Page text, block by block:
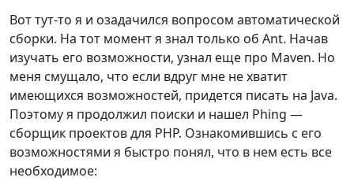
Вот тут-то я и озадачился вопросом автоматической
сборки. На тот момент я знал только об Ant. Начав
изучать его возможности, узнал еще про Maven. Но
меня смущало, что если вдруг мне не хватит
имеющихся возможностей, придется писать на Java.
Поэтому я продолжил поиски и нашел Phing —
сборщик проектов для PHP. Ознакомившись с его
возможностями я быстро понял, что в нем есть все
необходимое: